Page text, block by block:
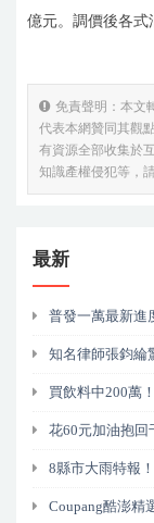
億元。調價後各式
免責聲明：本文
代表本網贊同其觀
有資源全部收集於
知識產權侵犯等，
最新
普發一萬最新進
知名律師張鈞綸
買飲料中200萬
花60元加油抱回
8縣市大雨特報
Coupang酷澎精